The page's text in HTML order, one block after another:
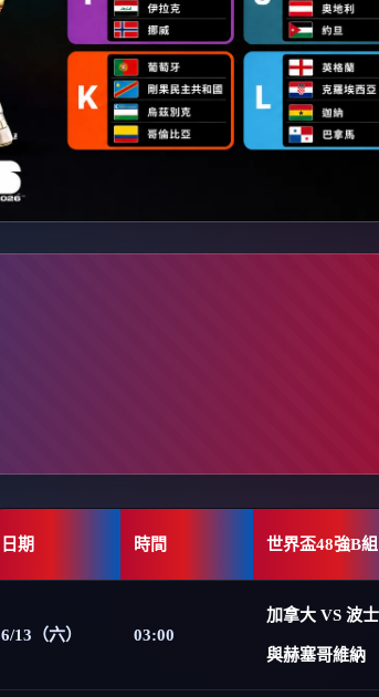
日期 時間 世界盃48強B組
6/13（六） 03:00
加拿大 VS 波
與赫塞哥維納